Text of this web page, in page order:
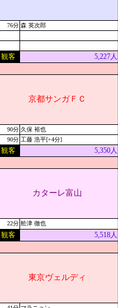
76分 森 英次郎
観客
5,227人
京都サンガＦＣ
90分 久保 裕也
90分 工藤 浩平[+4分]
観客
5,350人
カターレ富山
22分 舩津 徹也
観客
5,518人
東京ヴェルディ